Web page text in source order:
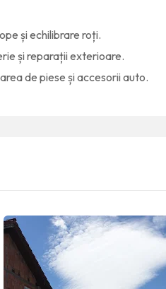
și echilibrare roți.
și reparații exterioare.
de piese și accesorii auto.